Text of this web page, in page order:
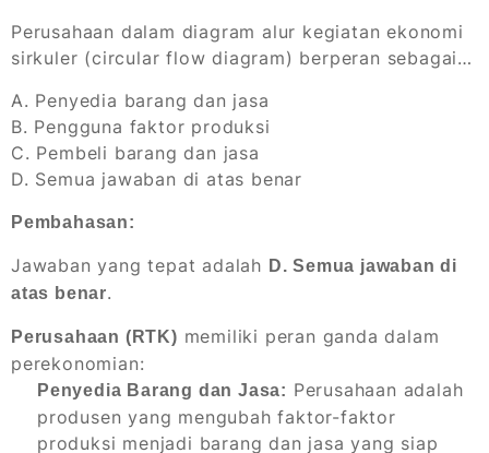
Perusahaan dalam diagram alur kegiatan ekonomi
sirkuler (circular flow diagram) berperan sebagai…
A. Penyedia barang dan jasa
B. Pengguna faktor produksi
C. Pembeli barang dan jasa
D. Semua jawaban di atas benar
Pembahasan:
Jawaban yang tepat adalah D. Semua jawaban di
atas benar.
Perusahaan (RTK) memiliki peran ganda dalam
perekonomian:
Penyedia Barang dan Jasa: Perusahaan adalah
produsen yang mengubah faktor-faktor
produksi menjadi barang dan jasa yang siap